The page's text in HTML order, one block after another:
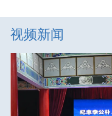
视频新闻